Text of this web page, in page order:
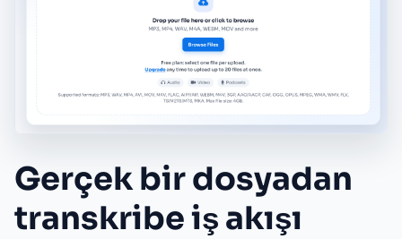
Gerçek bir dosyadan
transkribe iş akışı